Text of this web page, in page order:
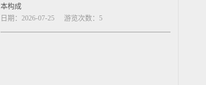
本构成
日期：2026-07-25
游览次数：5